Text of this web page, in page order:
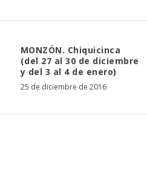
MONZÓN. Chiquicinca
(del 27 al 30 de diciembre
y del 3 al 4 de enero)
25 de diciembre de 2016